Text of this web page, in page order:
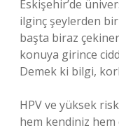
Eskişehir’de
ilginç şeylerden
başta biraz
konuya girince
Demek ki bilgi,
HPV ve yüksek
hem kendiniz